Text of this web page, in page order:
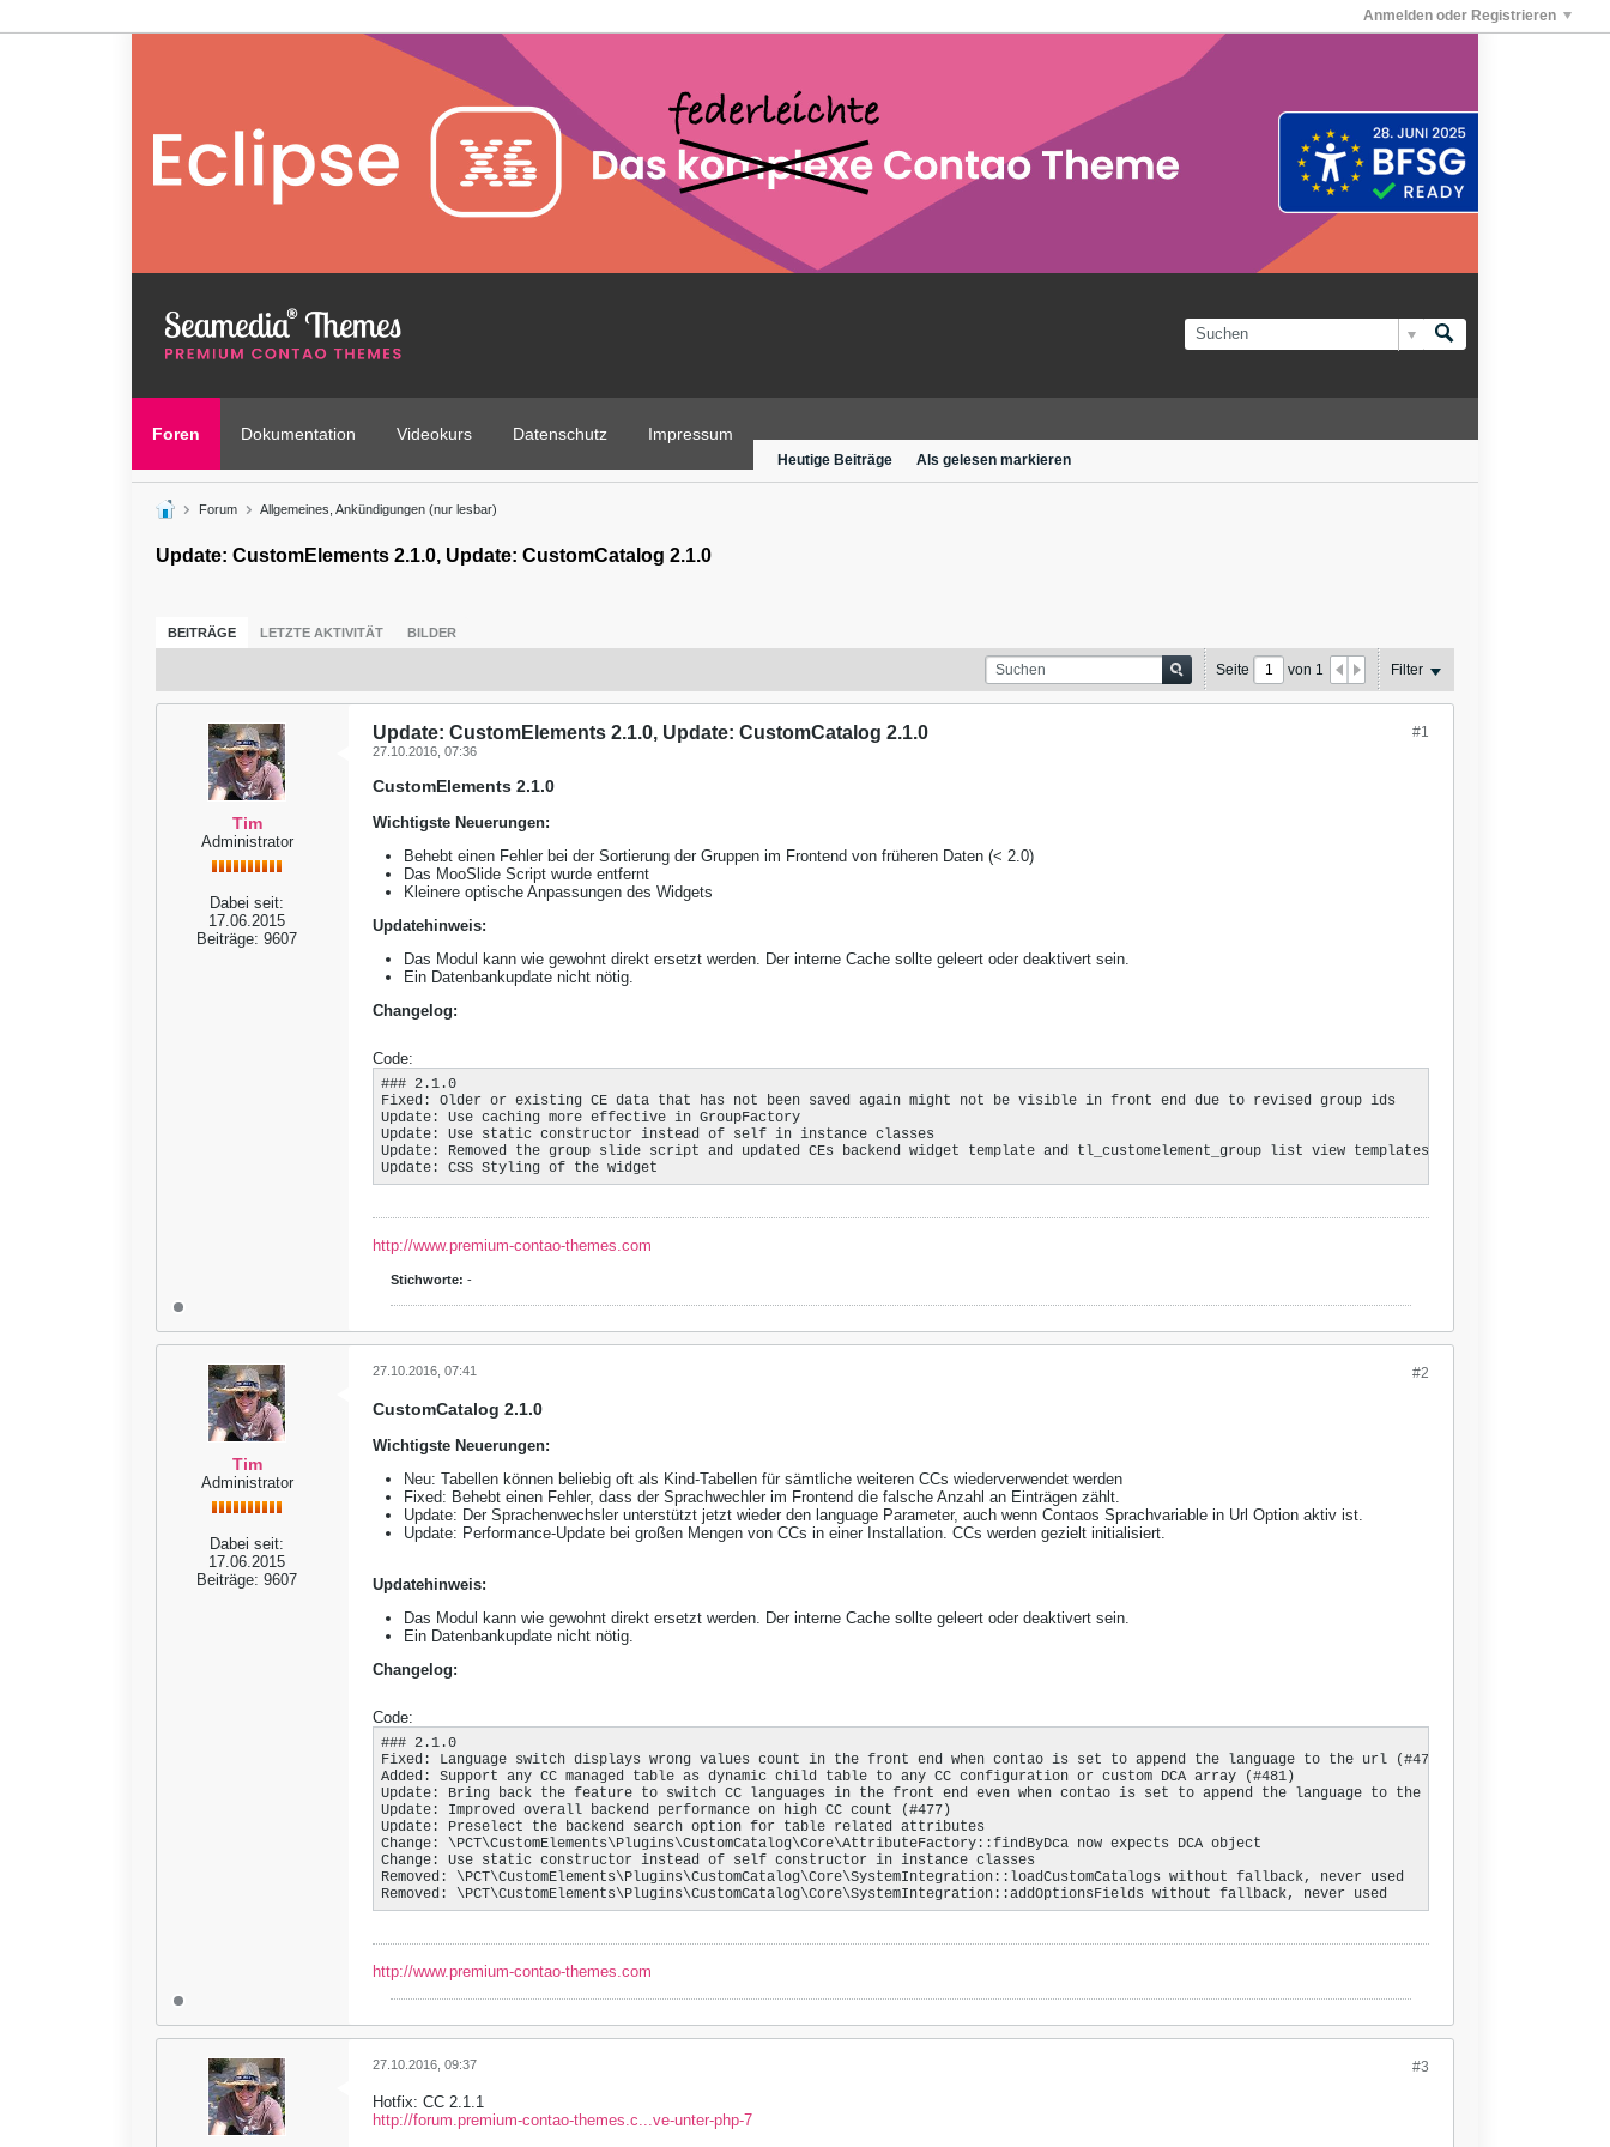
Anmelden oder Registrieren
Foren Dokumentation Videokurs Datenschutz Impressum
Heutige Beiträge Als gelesen markieren
Forum Allgemeines, Ankündigungen (nur lesbar)
Update: CustomElements 2.1.0, Update: CustomCatalog 2.1.0
BEITRÄGE LETZTE AKTIVITÄT BILDER
Seite von 1 Filter
Tim
Administrator
Dabei seit:
17.06.2015
Beiträge: 9607
#1
Update: CustomElements 2.1.0, Update: CustomCatalog 2.1.0
27.10.2016, 07:36
CustomElements 2.1.0
Wichtigste Neuerungen:
Behebt einen Fehler bei der Sortierung der Gruppen im Frontend von früheren Daten (< 2.0)
Das MooSlide Script wurde entfernt
Kleinere optische Anpassungen des Widgets
Updatehinweis:
Das Modul kann wie gewohnt direkt ersetzt werden. Der interne Cache sollte geleert oder deaktivert sein.
Ein Datenbankupdate nicht nötig.
Changelog:
Code:
### 2.1.0
Fixed: Older or existing CE data that has not been saved again might not be visible in front end due to revised group ids
Update: Use caching more effective in GroupFactory
Update: Use static constructor instead of self in instance classes
Update: Removed the group slide script and updated CEs backend widget template and tl_customelement_group list view templates
Update: CSS Styling of the widget
http://www.premium-contao-themes.com
Stichworte: -
Tim
Administrator
Dabei seit:
17.06.2015
Beiträge: 9607
#2
27.10.2016, 07:41
CustomCatalog 2.1.0
Wichtigste Neuerungen:
Neu: Tabellen können beliebig oft als Kind-Tabellen für sämtliche weiteren CCs wiederverwendet werden
Fixed: Behebt einen Fehler, dass der Sprachwechler im Frontend die falsche Anzahl an Einträgen zählt.
Update: Der Sprachenwechsler unterstützt jetzt wieder den language Parameter, auch wenn Contaos Sprachvariable in Url Option aktiv ist.
Update: Performance-Update bei großen Mengen von CCs in einer Installation. CCs werden gezielt initialisiert.
Updatehinweis:
Das Modul kann wie gewohnt direkt ersetzt werden. Der interne Cache sollte geleert oder deaktivert sein.
Ein Datenbankupdate nicht nötig.
Changelog:
Code:
### 2.1.0
Fixed: Language switch displays wrong values count in the front end when contao is set to append the language to the url (#479)
Added: Support any CC managed table as dynamic child table to any CC configuration or custom DCA array (#481)
Update: Bring back the feature to switch CC languages in the front end even when contao is set to append the language to the url
Update: Improved overall backend performance on high CC count (#477)
Update: Preselect the backend search option for table related attributes
Change: \PCT\CustomElements\Plugins\CustomCatalog\Core\AttributeFactory::findByDca now expects DCA object
Change: Use static constructor instead of self constructor in instance classes
Removed: \PCT\CustomElements\Plugins\CustomCatalog\Core\SystemIntegration::loadCustomCatalogs without fallback, never used
Removed: \PCT\CustomElements\Plugins\CustomCatalog\Core\SystemIntegration::addOptionsFields without fallback, never used
http://www.premium-contao-themes.com
#3
27.10.2016, 09:37
Hotfix: CC 2.1.1
http://forum.premium-contao-themes.c...ve-unter-php-7